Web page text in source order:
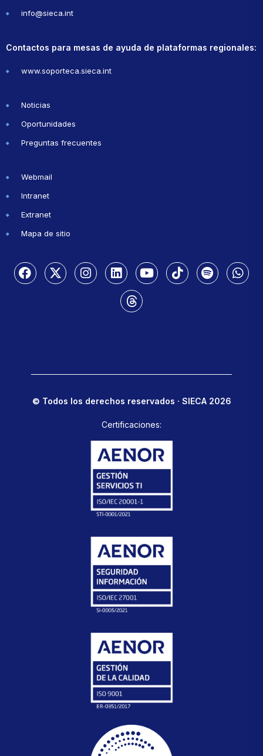
info@sieca.int
Contactos para mesas de ayuda de plataformas regionales:
www.soporteca.sieca.int
Noticias
Oportunidades
Preguntas frecuentes
Webmail
Intranet
Extranet
Mapa de sitio
© Todos los derechos reservados · SIECA 2026
Certificaciones: